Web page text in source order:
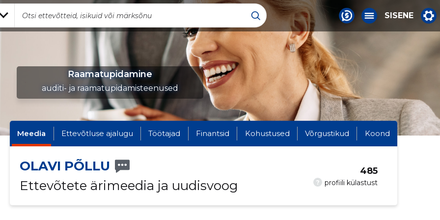
SISENE
Raamatupidamine
auditi- ja raamatupidamisteenused
Meedia Ettevõtluse ajalugu Töötajad Finantsid Kohustused Võrgustikud Koond
OLAVI PÕLLU
Ettevõtete ärimeedia ja uudisvoog
? profiili külastust
485